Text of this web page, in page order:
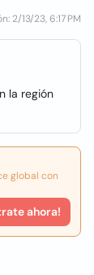
2/13/23, 6:17 PM
la región
global con
ahora!